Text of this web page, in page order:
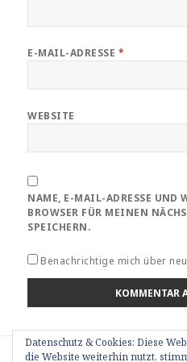
E-MAIL-ADRESSE *
WEBSITE
NAME, E-MAIL-ADRESSE UND
BROWSER FÜR MEINEN
SPEICHERN.
Benachrichtige mich über
Beitragsnavigation
VERÖFFENTLICHT IN
Datenschutz & Cookies: Diese
die Website weiterhin nutzt,